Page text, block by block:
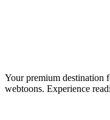
Your premium destination
webtoons. Experience